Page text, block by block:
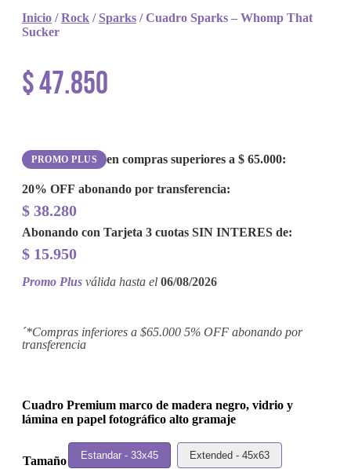
Inicio /Rock / Sparks / Cuadro Sparks – Whomp That
Sucker
$47.850
PROMO PLUS en compras superiores a $ 65.000:
20% OFF abonando por transferencia:
$ 38.280
Abonando con Tarjeta 3 cuotas SIN INTERES de:
$ 15.950
Promo Plus válida hasta el 06/08/2026
´*Compras inferiores a $65.000 5% OFF abonando por
transferencia
Cuadro Premium marco de madera negro, vidrio y
lámina en papel fotográfico alto gramaje
Tamaño Estandar - 33x45 Extended - 45x63